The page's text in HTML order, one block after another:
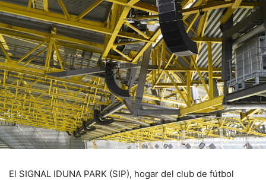
El SIGNAL IDUNA PARK (SIP), hogar del club de fútbol